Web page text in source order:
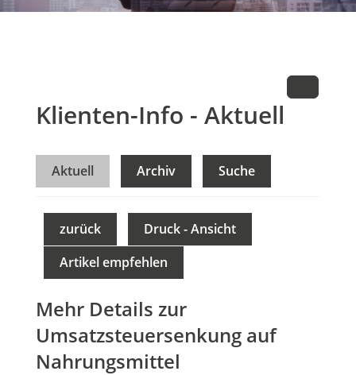
Klienten-Info - Aktuell
Aktuell Archiv Suche
zurück
Druck - Ansicht
Artikel empfehlen
Mehr Details zur
Umsatzsteuersenkung auf
Nahrungsmittel